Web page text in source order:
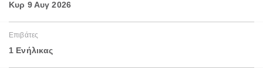
Κυρ 9 Αυγ 2026
Επιβάτες
1 Ενήλικας